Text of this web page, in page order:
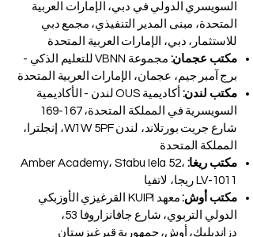
السويسري الدولي في دبي، الإمارات العربية
المتحدة، مبنى المدير التنفيذي، مجمع دبي
للاستثمار، دبي، الإمارات العربية المتحدة
مكتب عجمان:
مجموعة VBNN للتعليم الذكي -
برج آمبر جيم، عجمان، الإمارات العربية المتحدة
مكتب لندن:
أكاديمية OUS لندن - الأكاديمية
السويسرية في المملكة المتحدة، 167-169
شارع جريت بورتلاند، لندن W1W 5PF، إنجلترا،
المملكة المتحدة
مكتب ريغا: Amber Academy، Stabu Iela 52،
LV-1011 ريجا، لاتفيا
مكتب أوش:
معهد KUIPI القرغيزي الأوزبكي
الدولي التربوي، شارع جافانزاروفا 53،
دزانديليك، أوش، جمهورية قيرغيزستان